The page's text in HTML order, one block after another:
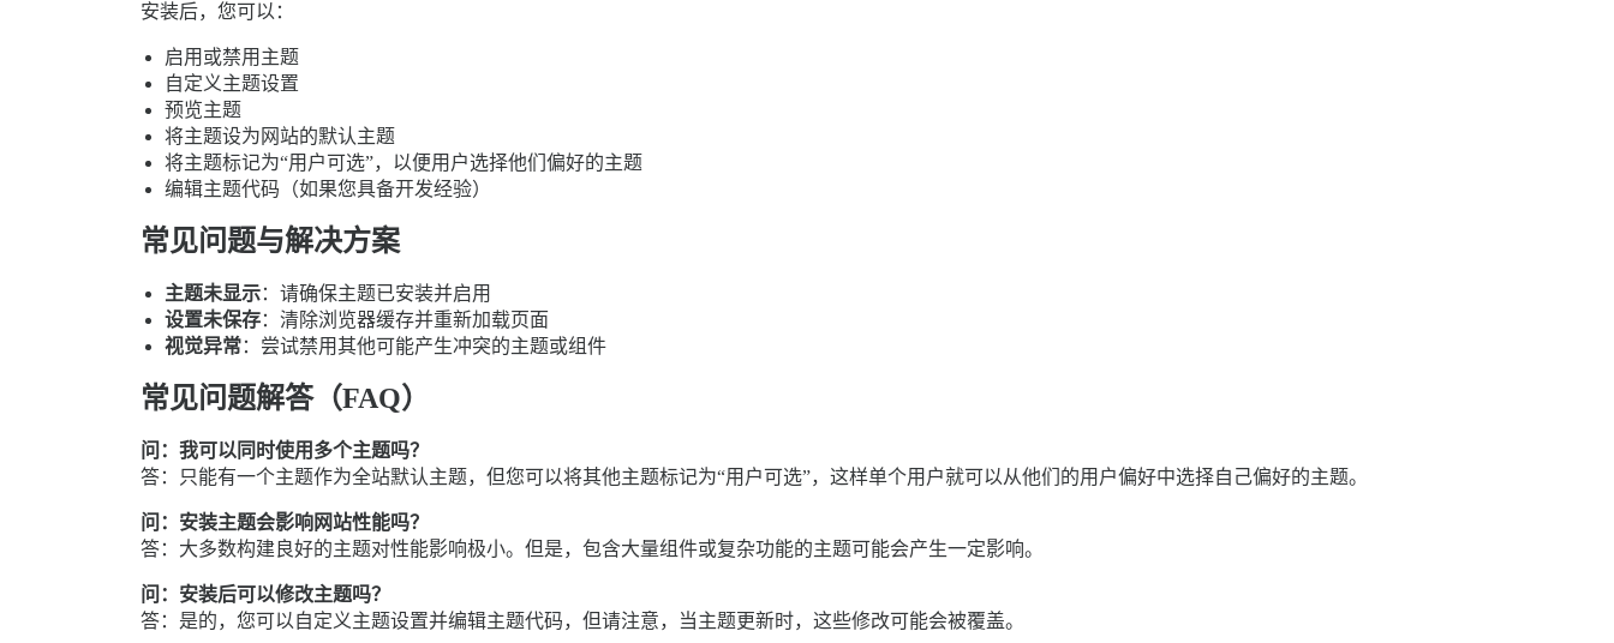
安装后，您可以：
启用或禁用主题
自定义主题设置
预览主题
将主题设为网站的默认主题
将主题标记为“用户可选”，以便用户选择他们偏好的主题
编辑主题代码（如果您具备开发经验）
常见问题与解决方案
主题未显示：请确保主题已安装并启用
设置未保存：清除浏览器缓存并重新加载页面
视觉异常：尝试禁用其他可能产生冲突的主题或组件
常见问题解答（FAQ）
问：我可以同时使用多个主题吗？
答：只能有一个主题作为全站默认主题，但您可以将其他主题标记为“用户可选”，这样单个用户就可以从他们的用户偏好中选择自己偏好的主题。
问：安装主题会影响网站性能吗？
答：大多数构建良好的主题对性能影响极小。但是，包含大量组件或复杂功能的主题可能会产生一定影响。
问：安装后可以修改主题吗？
答：是的，您可以自定义主题设置并编辑主题代码，但请注意，当主题更新时，这些修改可能会被覆盖。